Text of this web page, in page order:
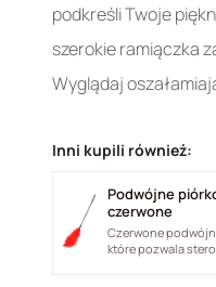
podkreśli Twoje
szerokie ramiączka
Wyglądaj
Inni kupili również:
Podwójne
czerwone
Czerwone
które pozwala